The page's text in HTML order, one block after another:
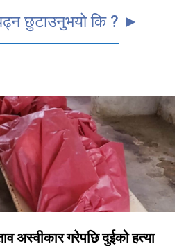
छुटाउनुभयो कि ? ►
अस्वीकार गरेपछि दुईको हत्या